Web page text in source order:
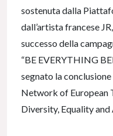
sostenuta dalla
dall’artista francese
successo della
“BE EVERYTHING
segnato la
Network of European
Diversity, Equality